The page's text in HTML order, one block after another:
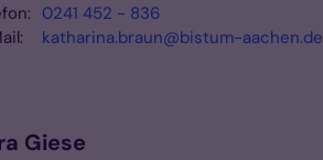
0241 452 - 836
katharina.braun@bistum-aachen.de
Giese